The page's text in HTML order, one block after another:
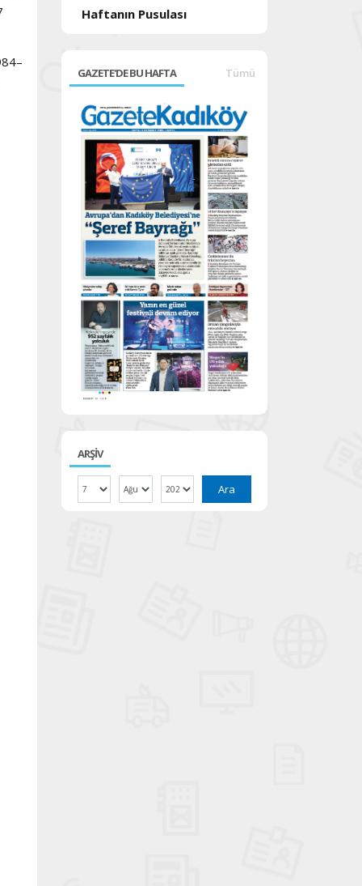
Haftanın Pusulası
GAZETE'DE BU HAFTA Tümü
ARŞİV
Ara